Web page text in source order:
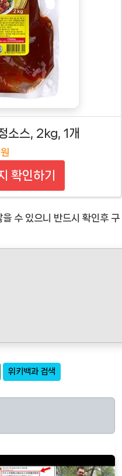
소스, 2kg, 1개
확인하기
수 있으니 반드시 확인후 구
위키백과 검색